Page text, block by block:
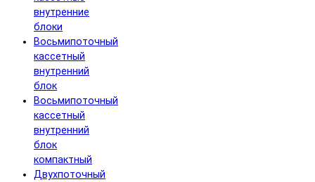
внутренние
блоки
Восьмипоточный
кассетный
внутренний
блок
Восьмипоточный
кассетный
внутренний
блок
компактный
Двухпоточный